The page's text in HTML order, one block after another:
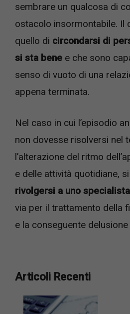
sembrare un qualcosa di
ostacolo insormontabile. Il
quello di circondarsi di
si sta bene e che sono
senso di vuoto di una
appena terminata.
Nel caso in cui l’episodio
non dovesse risolversi nel
l’alterazione del ritmo
e delle attività quotidiane,
rivolgersi a uno specialista
via per il trattamento della
e la conseguente
Articoli Recenti